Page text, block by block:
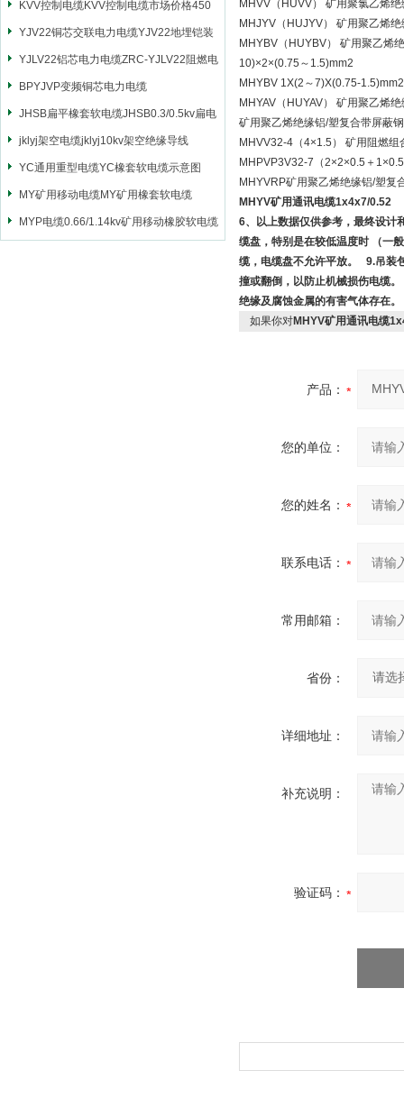
缆
KVV控制电缆KVV控制电缆市场价格450
YJV22铜芯交联电力电缆YJV22地埋铠装
电源电缆
YJLV22铝芯电力电缆ZRC-YJLV22阻燃电
力电缆
BPYJVP变频铜芯电力电缆
JHSB扁平橡套软电缆JHSB0.3/0.5kv扁电
缆
jklyj架空电缆jklyj10kv架空绝缘导线
YC通用重型电缆YC橡套软电缆示意图
MY矿用移动电缆MY矿用橡套软电缆
MYP电缆0.66/1.14kv矿用移动橡胶软电缆
MHVV（HUVV） 矿用聚氯乙烯
MHJYV（HUJYV） 矿用聚乙烯
MHYBV（HUYBV） 矿用聚乙烯
10)×2×(0.75～1.5)mm2
MHYBV 1X(2～7)X(0.75-1.5)mm2
MHYAV（HUYAV） 矿用聚乙烯
矿用聚乙烯绝缘铝/塑复合带屏蔽
MHVV32-4（4×1.5） 矿用阻燃
MHPVP3V32-7（2×2×0.5＋
MHYVRP矿用聚乙烯绝缘铝/塑复
MHYV矿用通讯电缆1x4x7/0.52
6、以上数据仅供参考，最终设计
缆盘，特别是在较低温度时 （一
缆，电缆盘不允许平放。 9.吊装
撞或翻倒，以防止机械损伤电缆
绝缘及腐蚀金属的有害气体存在。
如果你对MHYV矿用通讯电缆
产品：
您的单位：
您的姓名：
联系电话：
常用邮箱：
省份：
详细地址：
补充说明：
验证码：